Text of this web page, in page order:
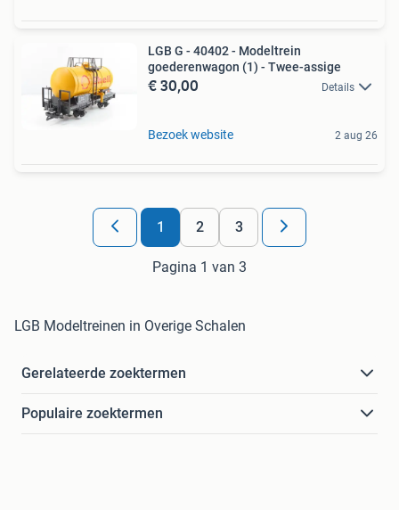
LGB G - 40402 - Modeltrein
goederenwagon (1) - Twee-assige
€ 30,00 Details
Bezoek website 2 aug 26
1 2 3
Pagina 1 van 3
LGB Modeltreinen in Overige Schalen
Gerelateerde zoektermen
Populaire zoektermen